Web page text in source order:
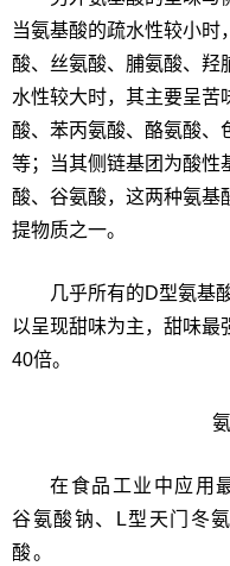
当氨基酸的疏水性较小时
酸、丝氨酸、脯氨酸、羟
水性较大时，其主要呈苦
酸、苯丙氨酸、酪氨酸、
等；当其侧链基团为酸性
酸、谷氨酸，这两种氨基
提物质之一。
几乎所有的D型氨基
以呈现甜味为主，甜味最
40倍。
在食品工业中应用
谷氨酸钠、L型天门冬
酸。